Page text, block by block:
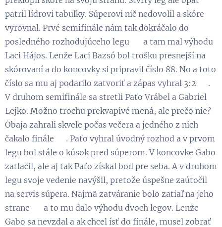
patril lídrovi tabuľky. Súperovi nič nedovolil a skóre
vyrovnal. Prvé semifinále nám tak dokráčalo do
posledného rozhodujúceho legu 💪 a tam mal výhodu
Laci Hájos. Lenže Laci Bazsó bol trošku presnejší na
skórovaní a do koncovky si pripravil číslo 88. No a toto
číslo sa mu aj podarilo zatvoriť a zápas vyhral 3:2 👏.
V druhom semifinále sa stretli Paťo Vrábel a Gabriel
Lejko. Možno trochu prekvapivé mená, ale prečo nie?
Obaja zahrali skvele počas večera a jedného z nich
čakalo finále 😉. Paťo vyhral úvodný rozhod a v prvom
legu bol stále o kúsok pred súperom. V koncovke Gabo
zatlačil, ale aj tak Paťo získal bod pre seba. A v druhom
legu svoje vedenie navýšil, pretože úspešne zaútočil
na servis súpera. Najmä zatváranie bolo zatiaľ na jeho
strane 😉 a to mu dalo výhodu dvoch legov. Lenže
Gabo sa nevzdal a ak chcel ísť do finále, musel zobrať